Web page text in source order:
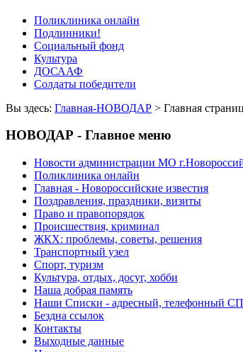
Поликлиника онлайн
Подлинники!
Социальный фонд
Культура
ДОСААФ
Солдаты победители
Вы здесь: Главная-НОВОДАР > Главная
НОВОДАР - Главное меню
Новости администрации МО
Поликлиника онлайн
Главная - Новороссийские известия
Поздравления, праздники, визиты
Право и правопорядок
Происшествия, криминал
ЖКХ: проблемы, советы, решения
Транспортный узел
Спорт, туризм
Культура, отдых, досуг, хобби
Наша добрая память
Наши Списки - адресный, телефонный
Бездна ссылок
Контакты
Выходные данные